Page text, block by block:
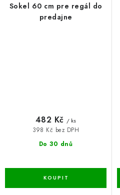
Sokel 60 cm pre regál do
predajne
Do 30 dnů
398 Kč bez DPH
482 Kč / ks